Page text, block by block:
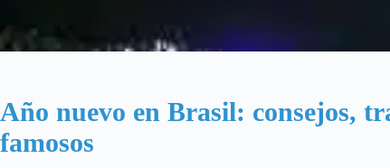
Año nuevo en Brasil: consejos,
famosos